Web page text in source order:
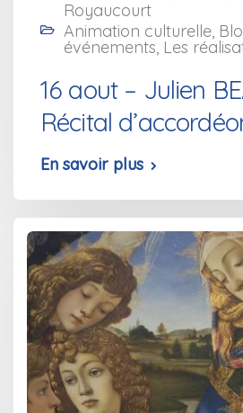
Royaucourt
Animation culturelle,
événements, Les
16 aout – Julien
Récital
En savoir plus